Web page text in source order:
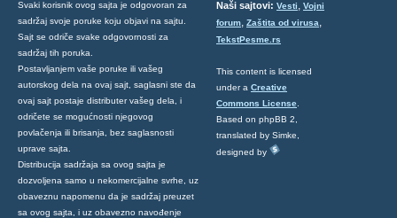
Svaki korisnik ovog sajta je odgovoran za
sadržaj svoje poruke koju objavi na sajtu.
Sajt se odriče svake odgovornosti za
sadržaj tih poruka.
Postavljanjem vaše poruke ili vašeg
autorskog dela na ovaj sajt, saglasni ste da
ovaj sajt postaje distributer vašeg dela, i
odričete se mogućnosti njegovog
povlačenja ili brisanja, bez saglasnosti
uprave sajta.
Distribucija sadržaja sa ovog sajta je
dozvoljena samo u nekomercijalne svrhe, uz
obaveznu napomenu da je sadržaj preuzet
sa ovog sajta, i uz obavezno navođenje
Naši sajtovi: Vesti, Vojni
forum, Zaštita od virusa,
TekstPesme.rs
This content is licensed
under a Creative
Commons License
Based on phpBB 2,
translated by Simke,
designed by